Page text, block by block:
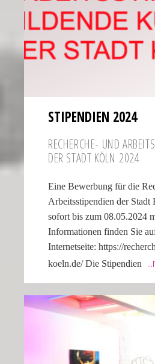
STIPEN­DIEN 2024
RECHERCHE- UND
DER STADT KÖLN 2024
Eine Bewerbung für die
Arbeitsstipendien der Stadt
sofort bis zum 08.05.2024
Informationen finden Sie
Internetseite: https://
koeln.de/ Die Stipen­dien